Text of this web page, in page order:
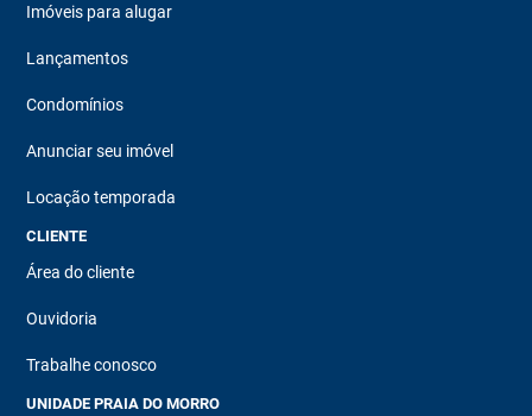
Imóveis para alugar
Lançamentos
Condomínios
Anunciar seu imóvel
Locação temporada
CLIENTE
Área do cliente
Ouvidoria
Trabalhe conosco
UNIDADE PRAIA DO MORRO